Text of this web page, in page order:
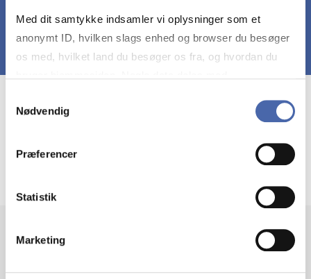
Med dit samtykke indsamler vi oplysninger som et
anonymt ID, hvilken slags enhed og browser du besøger
os med, hvilket land du besøger os fra, og hvordan du
markedsføring. Du bestemmer selv - og kan altid trække
Nødvendig
Præferencer
Statistik
Marketing
Course prerequisites
Kendskab til matematik svarende til de første to